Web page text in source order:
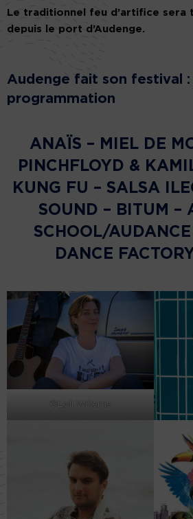
Le traditionnel feu d’artifice sera
depuis le port d’Audenge.
Audenge fait son festival :
programmation
ANAÏS – MIEL DE
PINCHFLOYD &
KUNG FU – SALSA
SOUND – BITUM –
SCHOOL/
DANCE
©Loll Willems